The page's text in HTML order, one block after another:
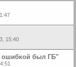
15:40
ошибкой был ГБ"